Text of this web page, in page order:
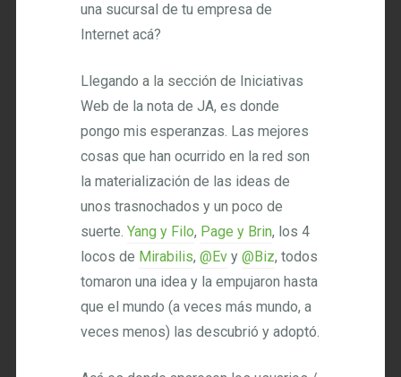
una sucursal de tu empresa de
Internet acá?
Llegando a la sección de Iniciativas
Web de la nota de JA, es donde
pongo mis esperanzas. Las mejores
cosas que han ocurrido en la red son
la materialización de las ideas de
unos trasnochados y un poco de
suerte.Yang y Filo, Page y Brin, los 4
locos de Mirabilis,@Ev y@Biz, todos
tomaron una idea y la empujaron hasta
que el mundo (a veces más mundo, a
veces menos) las descubrió y adoptó.